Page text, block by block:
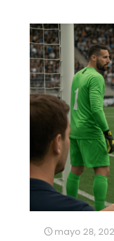
mayo 28,